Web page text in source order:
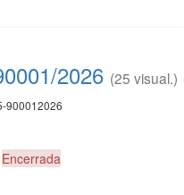
2026 (25 visual.)
900012026
Encerrada